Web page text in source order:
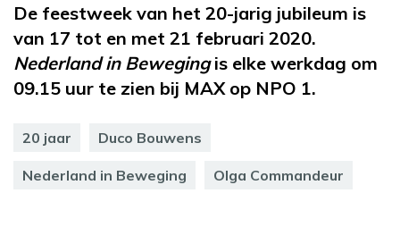
De feestweek van het 20-jarig jubileum is
van 17 tot en met 21 februari 2020.
Nederland in Bewegingis elke werkdag om
09.15 uur te zien bij MAX op NPO 1.
20 jaar Duco Bouwens
Nederland in Beweging Olga Commandeur